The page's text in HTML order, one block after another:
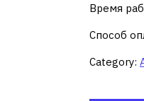
Время
Способ
Category: